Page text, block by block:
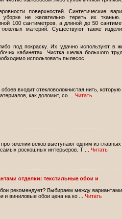
поверхностей. Синтетические
не желательно тереть их
100 сантиметров, а длиной до 50
материй. Существуют также
под покраску. Их удачно используют в
кабинетах. Чистка шелка большого
использовать пылесос.
входит стекловолокнистая нить, которую
как доломит, со ... Читать
веков выступают одним из главных
роскошных интерьеров. Т ... Читать
отделки: текстильные обои и
рекомендует? Выбираем между вариантами
и виниловые обои цена на ко ... Читать